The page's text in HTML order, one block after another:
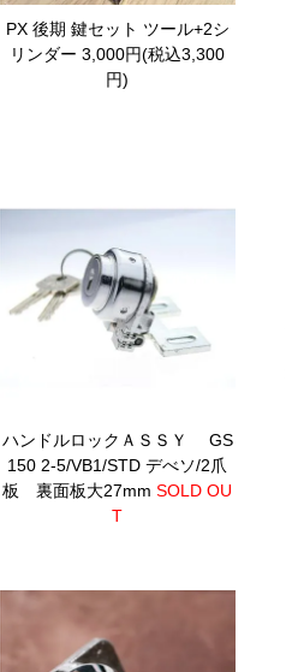
PX 後期 鍵セット ツール+2シ
リンダー 3,000円(税込3,300
円)
ハンドルロックＡＳＳＹ GS
150 2-5/VB1/STD デべソ/2爪
板 裏面板大27mm SOLD OU
T